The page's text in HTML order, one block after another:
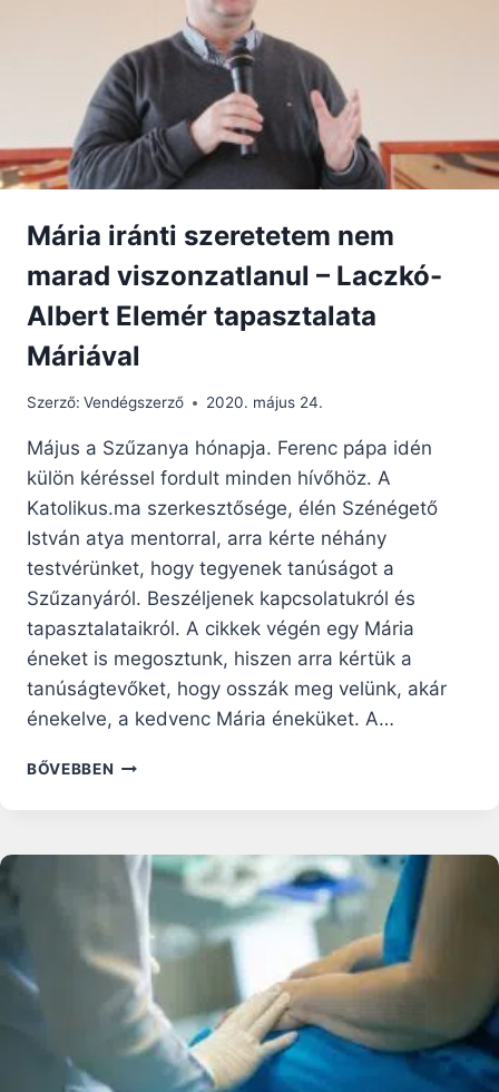
ÉSZREVÉTLEN
NAGYON
KÁRTÉKONY
VÉTEKRŐL
Mária iránti szeretetem nem
marad viszonzatlanul – Laczkó-
Albert Elemér tapasztalata
Máriával
Szerző: Vendégszerző 2020. május 24.
Május a Szűzanya hónapja. Ferenc pápa idén
külön kéréssel fordult minden hívőhöz. A
Katolikus.ma szerkesztősége, élén Szénégető
István atya mentorral, arra kérte néhány
testvérünket, hogy tegyenek tanúságot a
Szűzanyáról. Beszéljenek kapcsolatukról és
tapasztalataikról. A cikkek végén egy Mária
éneket is megosztunk, hiszen arra kértük a
tanúságtevőket, hogy osszák meg velünk, akár
énekelve, a kedvenc Mária éneküket. A…
BŐVEBBEN MÁRIA
MARAD
VISZONZATLANUL
LACZKÓ-
ALBERT
ELEMÉR
TAPASZTALATA
MÁRIÁVAL